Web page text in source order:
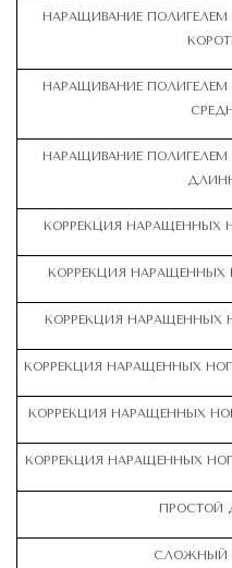
НАРАЩИВАНИЕ ПОЛИГЕЛЕМ
НАРАЩИВАНИЕ ПОЛИГЕЛЕМ
НАРАЩИВАНИЕ ПОЛИГЕЛЕМ
КОРРЕКЦИЯ НАРАЩЕННЫХ
КОРРЕКЦИЯ НАРАЩЕННЫХ
КОРРЕКЦИЯ НАРАЩЕННЫХ
КОРРЕКЦИЯ НАРАЩЕННЫХ
КОРРЕКЦИЯ НАРАЩЕННЫХ
КОРРЕКЦИЯ НАРАЩЕННЫХ
ПРОСТОЙ
СЛОЖНЫЙ